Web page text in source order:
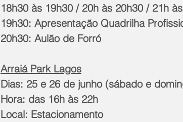
18h30 às 19h30 / 20h às 20h30 / 21h
19h30: Apresentação Quadrilha
20h30: Aulão de Forró
Arraiá Park Lagos
Dias: 25 e 26 de junho (sábado e
Hora: das 16h às 22h
Local: Estacionamento